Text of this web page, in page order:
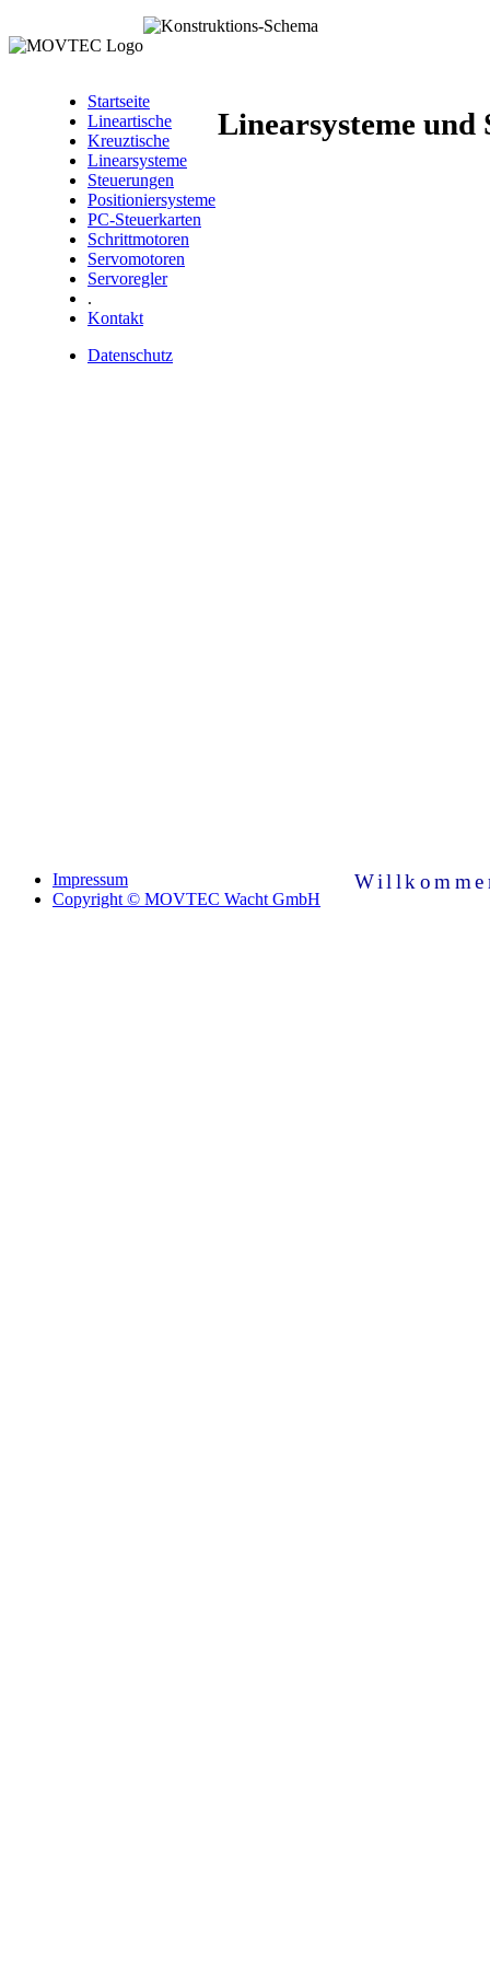
Startseite
Lineartische
Kreuztische
Linearsysteme
Steuerungen
Positioniersysteme
PC-Steuerkarten
Schrittmotoren
Servomotoren
Servoregler
.
Kontakt
Datenschutz
Linearsysteme und
Impressum
Copyright © MOVTEC Wacht GmbH